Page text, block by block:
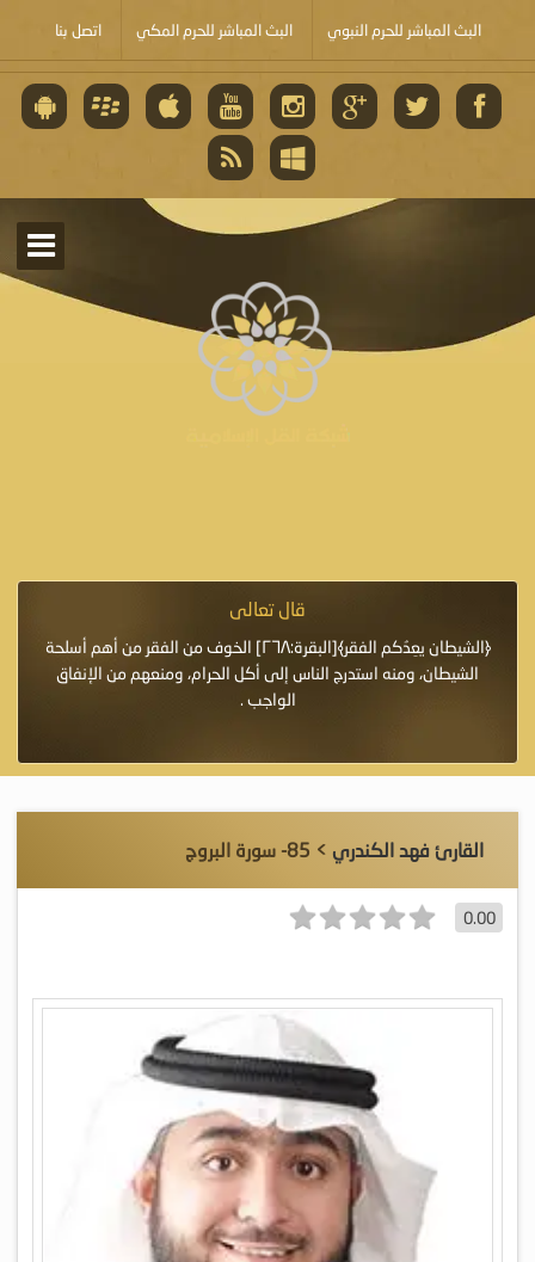
البث المباشر للحرم النبوي البث المباشر للحرم المكي اتصل بنا
قال تعالى
﴿الشيطان يعِدُكم الفقر﴾[البقرة:٢٦٨] الخوف من الفقر من أهم أسلحة
الشيطان، ومنه استدرج الناس إلى أكل الحرام، ومنعهم من الإنفاق
الواجب .
القارئ فهد الكندري > 85- سورة البروج
0.00